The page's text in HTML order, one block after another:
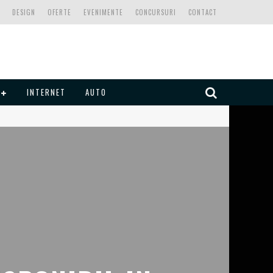
CONTACT
CONCURSURI
EVENIMENTE
OFERTE
DESIGN
INTERNET AUTO